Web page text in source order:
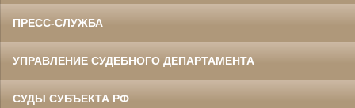
ПРЕСС-СЛУЖБА
УПРАВЛЕНИЕ СУДЕБНОГО ДЕПАРТАМЕНТА
СУДЫ СУБЪЕКТА РФ